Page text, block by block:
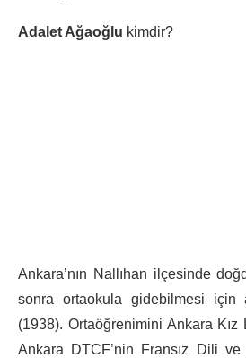
Adalet Ağaoğlu kimdir?
Ankara’nın Nallıhan ilçesinde
sonra ortaokula gidebilmesi için
(1938). Ortaöğrenimini Ankara Kız
Ankara DTCF’nin Fransız Dili ve